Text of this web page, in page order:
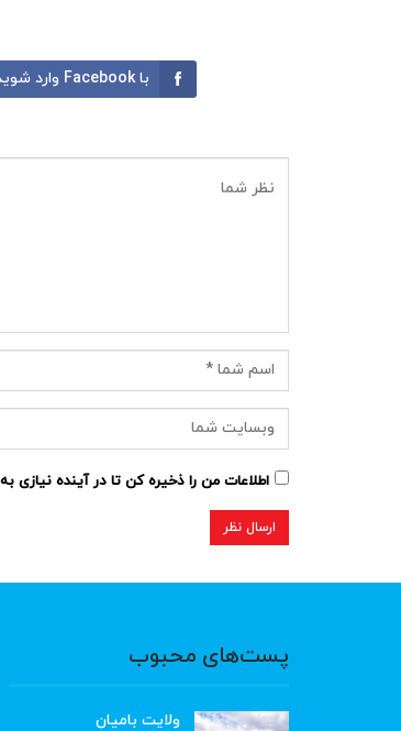
با Facebook وارد شوید
اطلاعات من را ذخیره کن تا در آینده نیازی
پست‌های محبوب
ولایت بامیان